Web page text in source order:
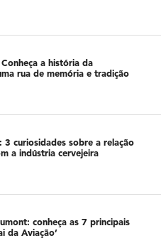
a história da
rua de memória e tradição
3 curiosidades sobre a relação
a indústria cervejeira
conheça as 7 principais
da Aviação’